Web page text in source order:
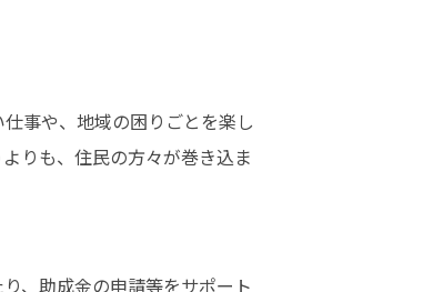
事や、地域の困りごとを楽し
りも、住民の方々が巻き込ま
、助成金の申請等をサポート